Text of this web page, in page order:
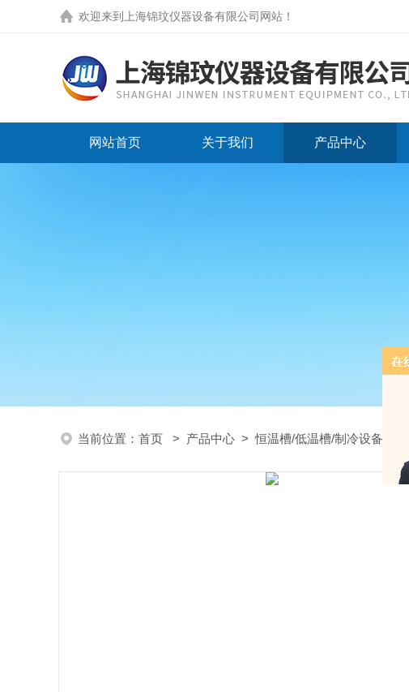
欢迎来到 上海锦玟仪器设备有限公司网站 ！
网站首页 关于我们 产品中心
当前位置： 首页 > 产品中心 >恒温槽/低温槽/制冷设备